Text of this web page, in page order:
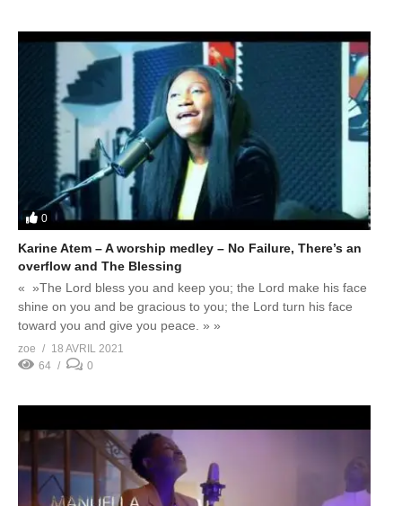
0
Karine Atem – A worship medley – No Failure, There’s an
overflow and The Blessing
« »The Lord bless you and keep you; the Lord make his face
shine on you and be gracious to you; the Lord turn his face
toward you and give you peace. » »
zoe
18 AVRIL 2021
64
0